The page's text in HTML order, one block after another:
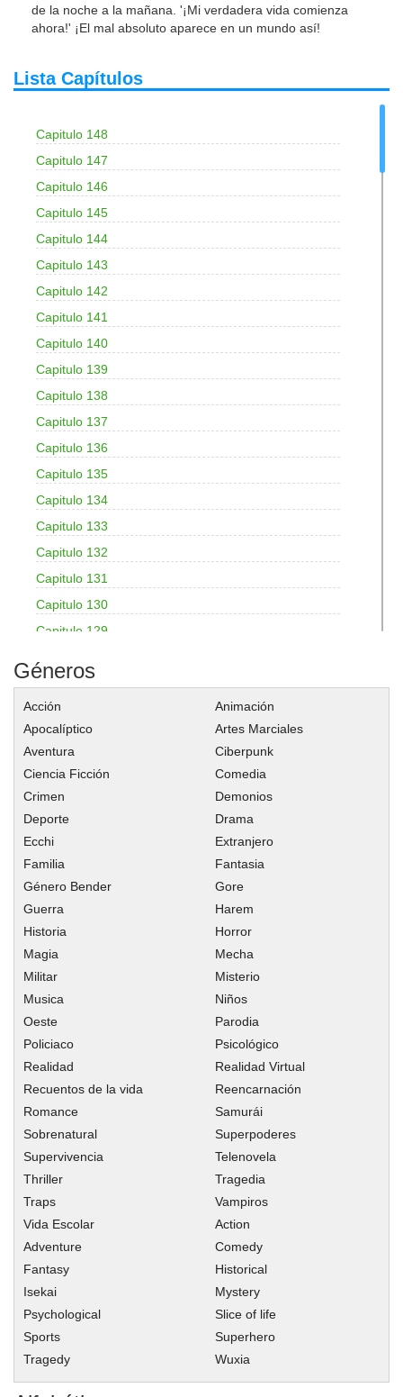
de la noche a la mañana. '¡Mi verdadera vida comienza
ahora!' ¡El mal absoluto aparece en un mundo así!
Lista Capítulos
Capitulo 148
Capitulo 147
Capitulo 146
Capitulo 145
Capitulo 144
Capitulo 143
Capitulo 142
Capitulo 141
Capitulo 140
Capitulo 139
Capitulo 138
Capitulo 137
Capitulo 136
Capitulo 135
Capitulo 134
Capitulo 133
Capitulo 132
Capitulo 131
Capitulo 130
Capitulo 129
Capitulo 127
Capitulo 126
Capitulo 125
Capitulo 122
Capitulo 121
Capitulo 120
Capitulo 119
Capitulo 118
Capitulo 116
Capitulo 115
Capitulo 114
Capitulo 113
Capitulo 112
Capitulo 110
Capitulo 109
Capitulo 108
Capitulo 107
Capitulo 106
Capitulo 103
Capitulo 102
Capitulo 101
Géneros
Acción
Animación
Apocalíptico
Artes Marciales
Aventura
Ciberpunk
Ciencia Ficción
Comedia
Crimen
Demonios
Deporte
Drama
Ecchi
Extranjero
Familia
Fantasia
Género Bender
Gore
Guerra
Harem
Historia
Horror
Magia
Mecha
Militar
Misterio
Musica
Niños
Oeste
Parodia
Policiaco
Psicológico
Realidad
Realidad Virtual
Recuentos de la vida
Reencarnación
Romance
Samurái
Sobrenatural
Superpoderes
Supervivencia
Telenovela
Thriller
Tragedia
Traps
Vampiros
Vida Escolar
Action
Adventure
Comedy
Fantasy
Historical
Isekai
Mystery
Psychological
Slice of life
Sports
Superhero
Tragedy
Wuxia